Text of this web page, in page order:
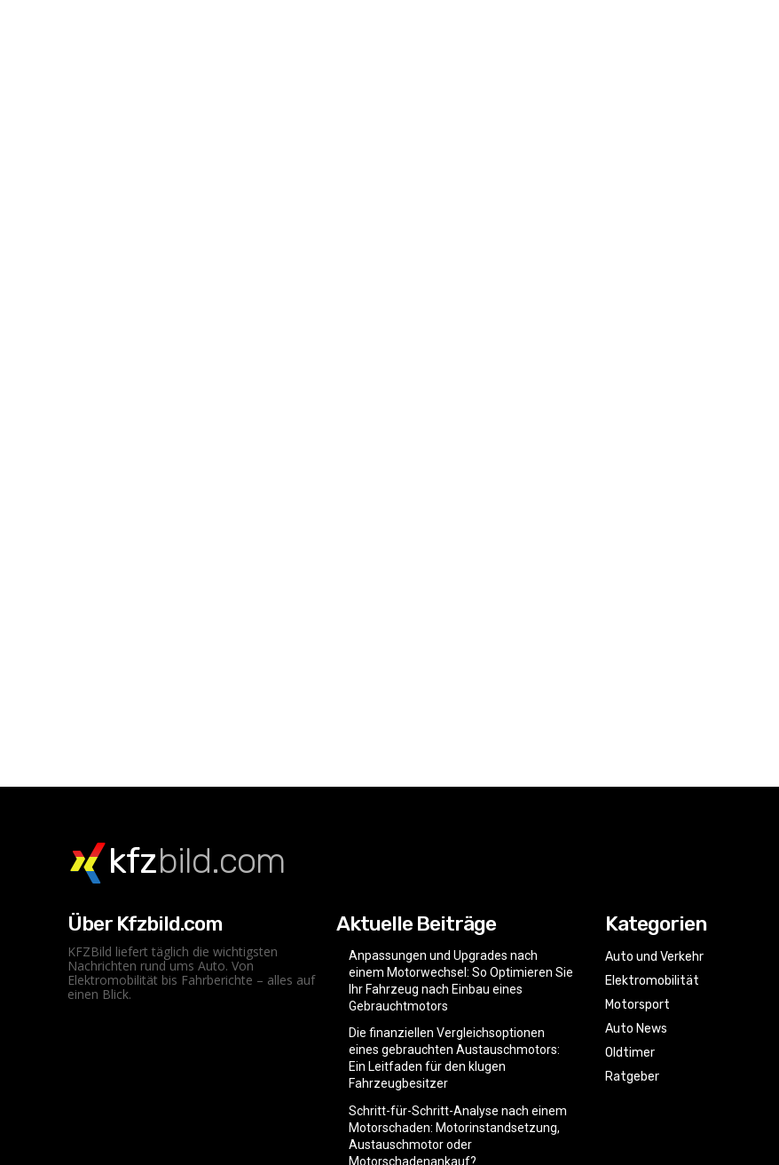
kfzbild.com
Über Kfzbild.com
KFZBild liefert täglich die wichtigsten
Nachrichten rund ums Auto. Von
Elektromobilität bis Fahrberichte – alles auf
einen Blick.
Aktuelle Beiträge
Anpassungen und Upgrades nach
einem Motorwechsel: So Optimieren Sie
Ihr Fahrzeug nach Einbau eines
Gebrauchtmotors
Die finanziellen Vergleichsoptionen
eines gebrauchten Austauschmotors:
Ein Leitfaden für den klugen
Fahrzeugbesitzer
Schritt-für-Schritt-Analyse nach einem
Motorschaden: Motorinstandsetzung,
Austauschmotor oder
Motorschadenankauf?
Kategorien
Auto und Verkehr
Elektromobilität
Motorsport
Auto News
Oldtimer
Ratgeber